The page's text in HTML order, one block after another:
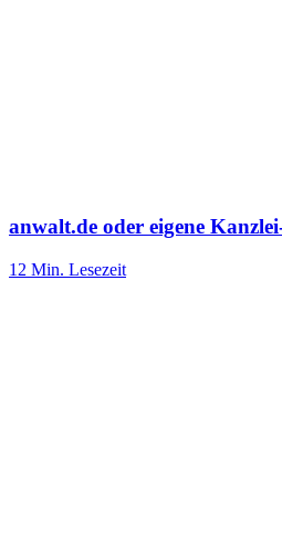
anwalt.de oder eigene
12 Min. Lesezeit